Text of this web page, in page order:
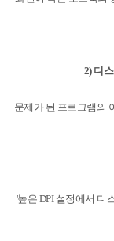
2) 디
문제가 된 프로그램의
'높은 DPI 설정에서 디